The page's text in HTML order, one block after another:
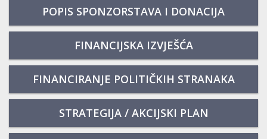
POPIS SPONZORSTAVA I DONACIJA
FINANCIJSKA IZVJEŠĆA
FINANCIRANJE POLITIČKIH STRANAKA
STRATEGIJA / AKCIJSKI PLAN